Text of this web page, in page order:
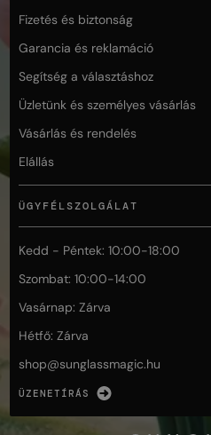
Fizetés és biztonság
Garancia és reklamáció
Segítség a választáshoz
Üzletünk és személyes vásárlás
Vásárlás és rendelés
Elállás
ÜGYFÉLSZOLGÁLAT
Kedd - Péntek: 10:00-18:00
Szombat: 10:00-14:00
Vasárnap: Zárva
Hétfő: Zárva
shop@sunglassmagic.hu
ÜZENETÍRÁS